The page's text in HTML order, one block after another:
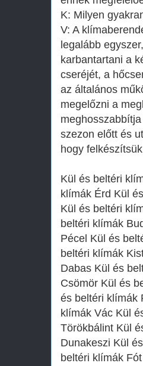
K: Milyen
V: A
legalább
karbantartani a
cseréjét, a
az általános
megelőzni a
szezon előtt és
hogy
Kül és beltéri
klímák Érd Kül
Kül és beltéri
beltéri klímák
Pécel Kül és
beltéri klímák
Dabas Kül és
Csömör Kül és
és beltéri klímák
klímák Vác Kül
Törökbálint Kül
Dunakeszi Kül
beltéri klímák